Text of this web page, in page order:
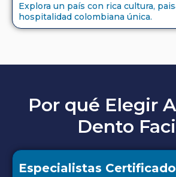
Explora un país con rica cultura,
hospitalidad colombiana única.
Por qué Elegir
Dento
Especialistas